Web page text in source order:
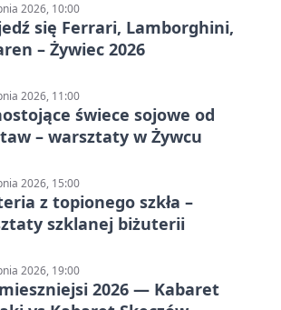
2026, 10:00
się Ferrari, Lamborghini,
– Żywiec 2026
2026, 11:00
świece sojowe od
– warsztaty w Żywcu
2026, 15:00
z topionego szkła –
szklanej biżuterii
2026, 19:00
2026 — Kabaret